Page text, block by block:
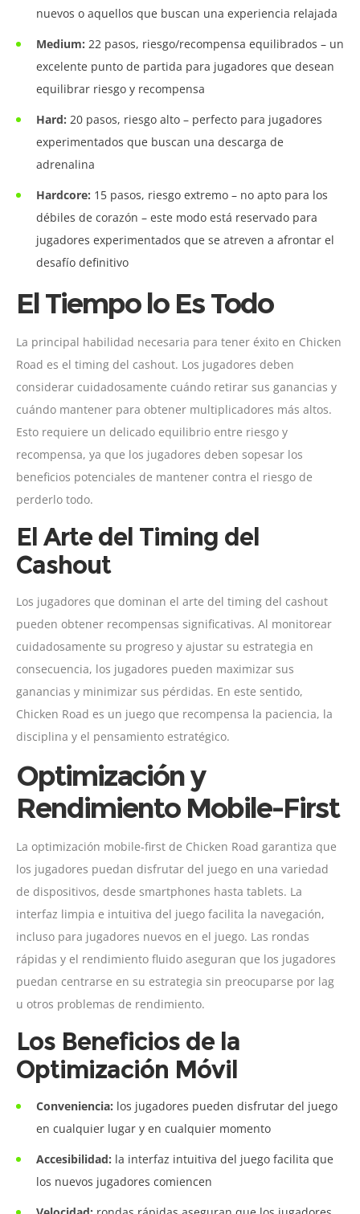
nuevos o aquellos que buscan una experiencia relajada
Medium: 22 pasos, riesgo/recompensa equilibrados – un
excelente punto de partida para jugadores que desean
equilibrar riesgo y recompensa
Hard: 20 pasos, riesgo alto – perfecto para jugadores
experimentados que buscan una descarga de
adrenalina
Hardcore: 15 pasos, riesgo extremo – no apto para los
débiles de corazón – este modo está reservado para
jugadores experimentados que se atreven a afrontar el
desafío definitivo
El Tiempo lo Es Todo
La principal habilidad necesaria para tener éxito en Chicken
Road es el timing del cashout. Los jugadores deben
considerar cuidadosamente cuándo retirar sus ganancias y
cuándo mantener para obtener multiplicadores más altos.
Esto requiere un delicado equilibrio entre riesgo y
recompensa, ya que los jugadores deben sopesar los
beneficios potenciales de mantener contra el riesgo de
perderlo todo.
El Arte del Timing del
Cashout
Los jugadores que dominan el arte del timing del cashout
pueden obtener recompensas significativas. Al monitorear
cuidadosamente su progreso y ajustar su estrategia en
consecuencia, los jugadores pueden maximizar sus
ganancias y minimizar sus pérdidas. En este sentido,
Chicken Road es un juego que recompensa la paciencia, la
disciplina y el pensamiento estratégico.
Optimización y
Rendimiento Mobile-First
La optimización mobile-first de Chicken Road garantiza que
los jugadores puedan disfrutar del juego en una variedad
de dispositivos, desde smartphones hasta tablets. La
interfaz limpia e intuitiva del juego facilita la navegación,
incluso para jugadores nuevos en el juego. Las rondas
rápidas y el rendimiento fluido aseguran que los jugadores
puedan centrarse en su estrategia sin preocuparse por lag
u otros problemas de rendimiento.
Los Beneficios de la
Optimización Móvil
Conveniencia: los jugadores pueden disfrutar del juego
en cualquier lugar y en cualquier momento
Accesibilidad: la interfaz intuitiva del juego facilita que
los nuevos jugadores comiencen